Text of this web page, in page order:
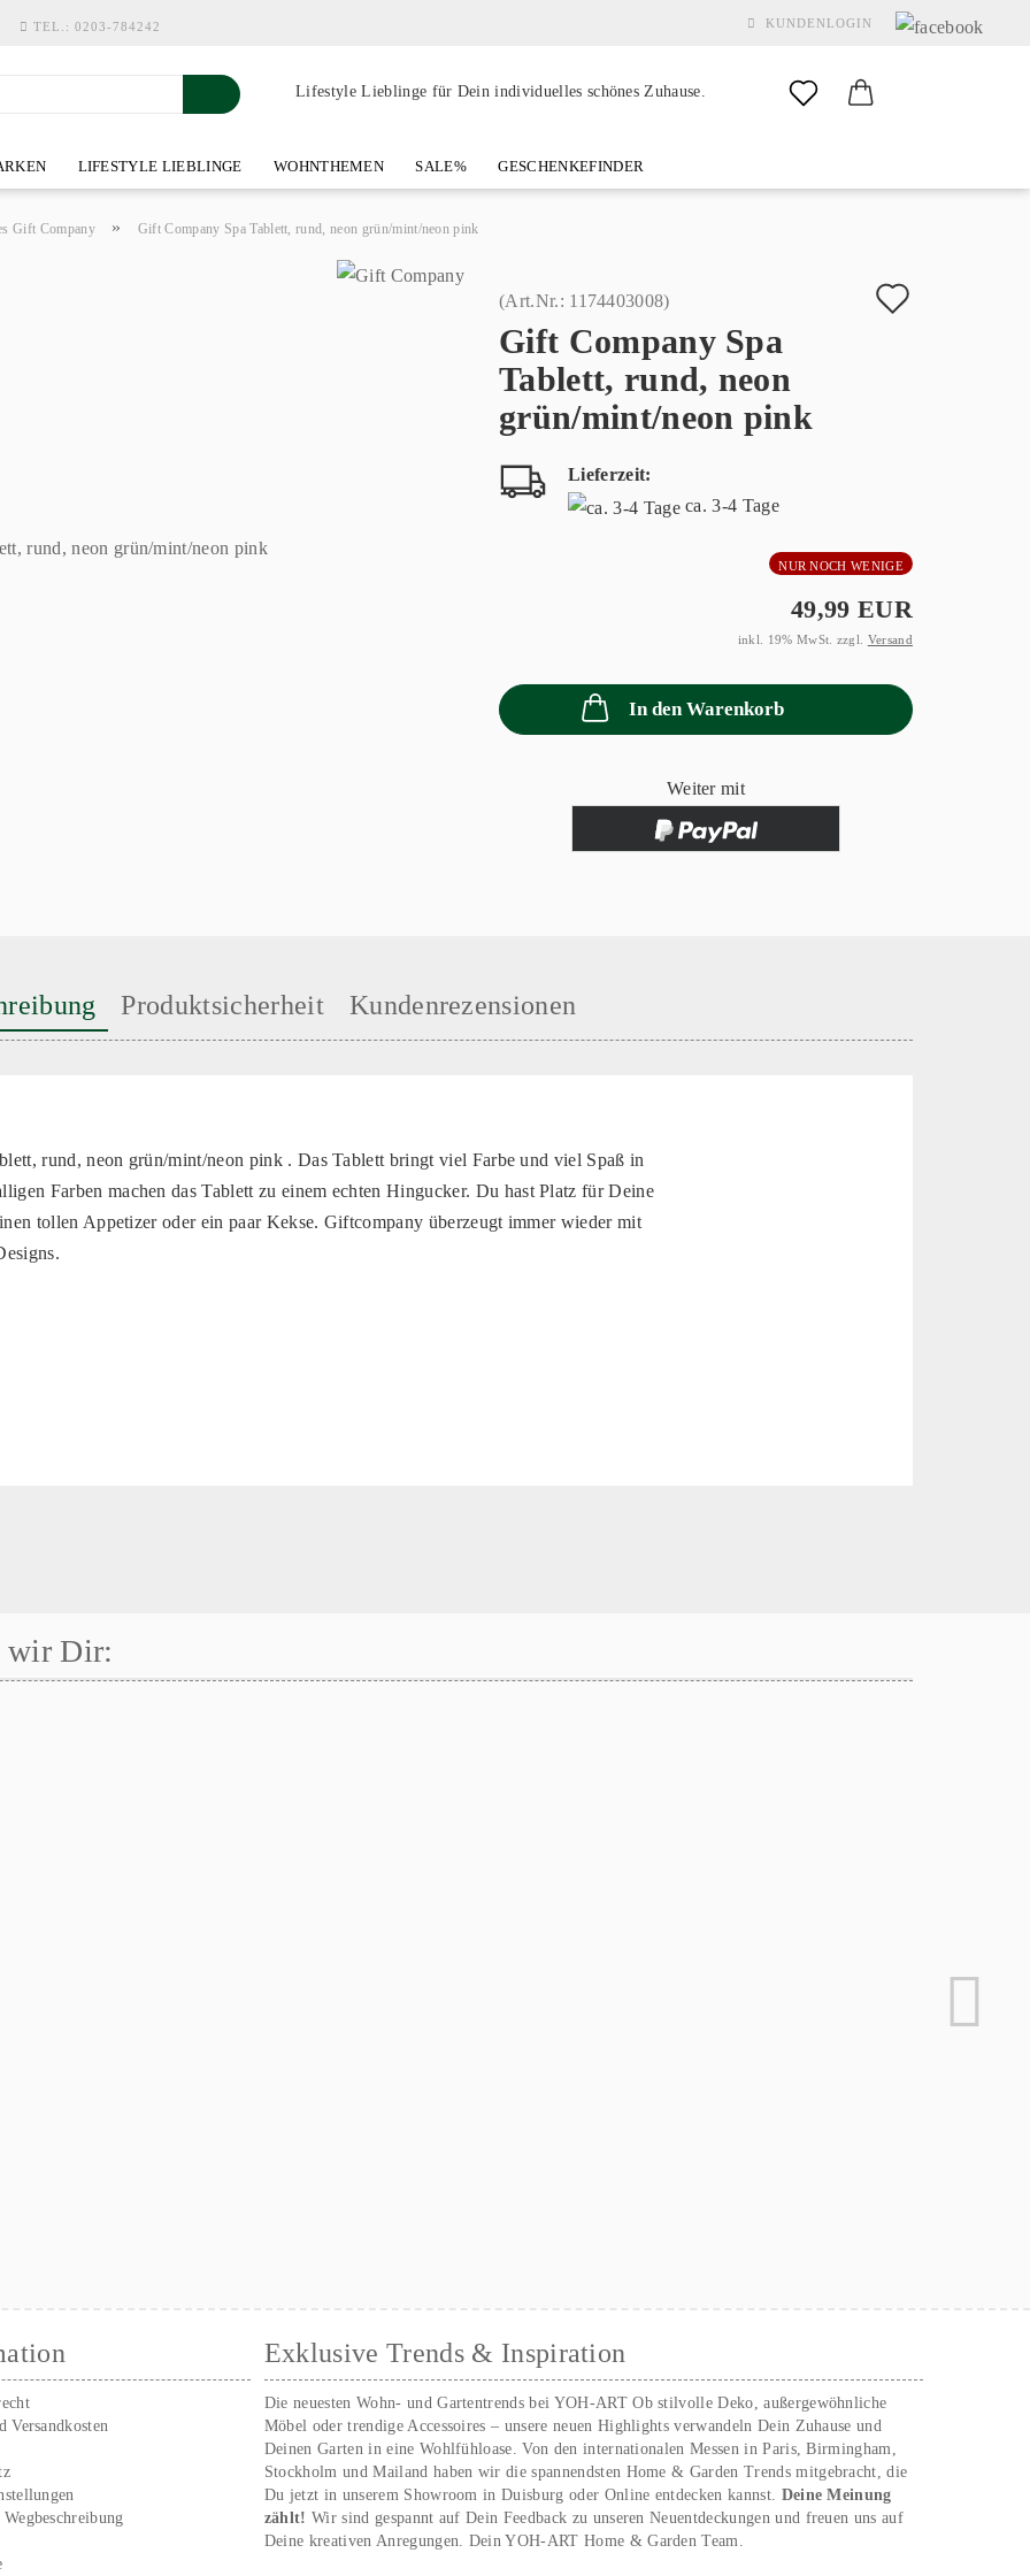
KUNDENLOGIN
Konto erstellen
Passwort vergessen?
TEL.: 0203-784242
Lifestyle Lieblinge für Dein individuelles schönes Zuhause.
LIFESTYLE LIEBLINGE WOHNTHEMEN SALE% GESCHENKEFINDER
Gift Company » Gift Company Spa Tablett, rund, neon grün/mint/neon pink
(Art.Nr.: 1174403008)
Gift Company Spa
Tablett, rund, neon
grün/mint/neon pink
Lieferzeit:
ca. 3-4 Tage
NUR NOCH WENIGE
49,99 EUR
inkl. 19% MwSt. zzgl. Versand
In den Warenkorb
Weiter mit
Produktsicherheit Kundenrezensionen
rund, neon grün/mint/neon pink . Das Tablett bringt viel Farbe und viel Spaß in
Farben machen das Tablett zu einem echten Hingucker. Du hast Platz für Deine
tollen Appetizer oder ein paar Kekse. Giftcompany überzeugt immer wieder mit
wir Dir:
Versandkosten
Exklusive Trends & Inspiration
Die neuesten Wohn- und Gartentrends bei YOH‑ART Ob stilvolle Deko, außergewöhnliche
Möbel oder trendige Accessoires – unsere neuen Highlights verwandeln Dein Zuhause und
Deinen Garten in eine Wohlfühloase. Von den internationalen Messen in Paris, Birmingham,
Stockholm und Mailand haben wir die spannendsten Home & Garden Trends mitgebracht, die
Du jetzt in unserem Showroom in Duisburg oder Online entdecken kannst. Deine Meinung
zählt!Wir sind gespannt auf Dein Feedback zu unseren Neuentdeckungen und freuen uns auf
Deine kreativen Anregungen. Dein YOH‑ART Home & Garden Team.